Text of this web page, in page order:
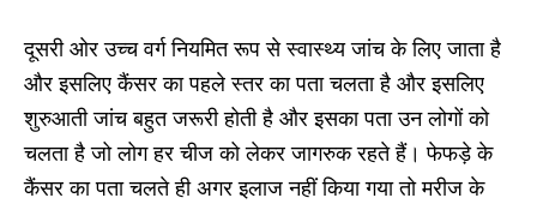
दूसरी ओर उच्च वर्ग नियमित रूप से स्वास्थ्य जांच के लिए जाता है
और इसलिए कैंसर का पहले स्तर का पता चलता है और इसलिए
शुरुआती जांच बहुत जरूरी होती है और इसका पता उन लोगों को
चलता है जो लोग हर चीज को लेकर जागरुक रहते हैं। फेफड़े के
कैंसर का पता चलते ही अगर इलाज नहीं किया गया तो मरीज के